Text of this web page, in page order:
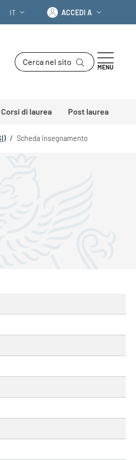
SELETTORE LINGUA: CURRENT
IT Accedi a
ACCEDI A
Cerca nel sito
MENU
Corsi di laurea Post laurea
/ Scheda insegnamento